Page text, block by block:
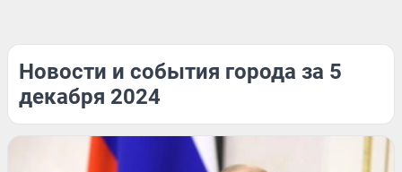
Новости и события города за 5
декабря 2024